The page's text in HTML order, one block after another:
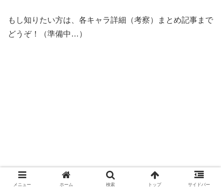
もし知りたい方は、各キャラ詳細（考察）まとめ記事まで
どうぞ！（準備中…）
メニュー ホーム 検索 トップ サイドバー